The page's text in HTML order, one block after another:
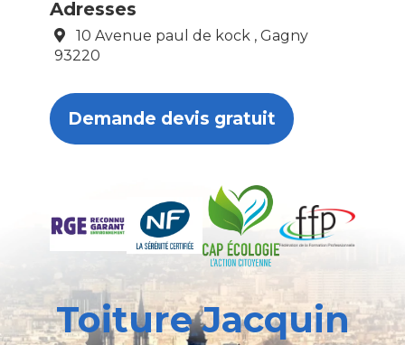
Adresses
10 Avenue paul de kock , Gagny
93220
Demande devis gratuit
Toiture Jacquin